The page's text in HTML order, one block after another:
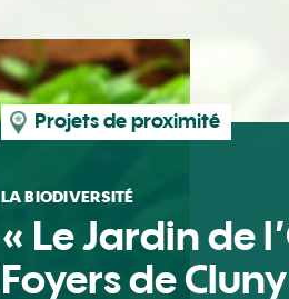
Projets de proximité
LA BIODIVERSITÉ
« Le Jardin de
Foyers de